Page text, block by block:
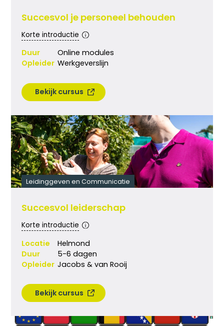
Succesvol je personeel behouden
Korte introductie
Duur
Online modules
Opleider Werkgeverslijn
Bekijk cursus
Leidinggeven en Communicatie
Succesvol leiderschap
Korte introductie
Locatie
Helmond
Duur
5-6 dagen
Opleider Jacobs & van Rooij
Bekijk cursus